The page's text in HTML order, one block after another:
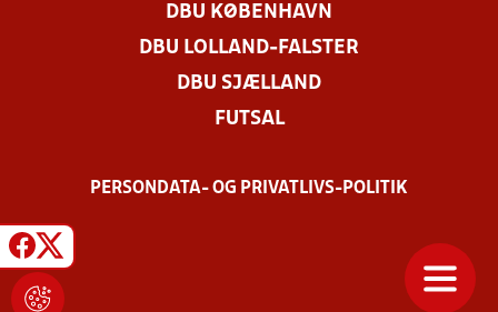
DBU KØBENHAVN
DBU LOLLAND-FALSTER
DBU SJÆLLAND
FUTSAL
PERSONDATA- OG PRIVATLIVS-POLITIK